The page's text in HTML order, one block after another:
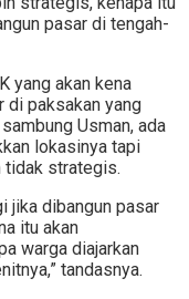
pasar di tengah-
yang akan kena
di paksakan yang
Usman, ada
lokasinya tapi
tidak strategis.
jika dibangun pasar
itu akan
warga diajarkan
tandasnya.